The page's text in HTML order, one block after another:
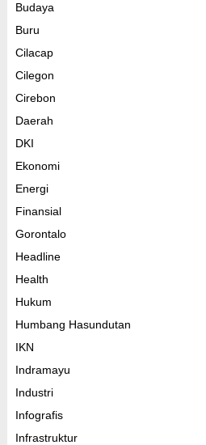
Budaya
Buru
Cilacap
Cilegon
Cirebon
Daerah
DKI
Ekonomi
Energi
Finansial
Gorontalo
Headline
Health
Hukum
Humbang Hasundutan
IKN
Indramayu
Industri
Infografis
Infrastruktur